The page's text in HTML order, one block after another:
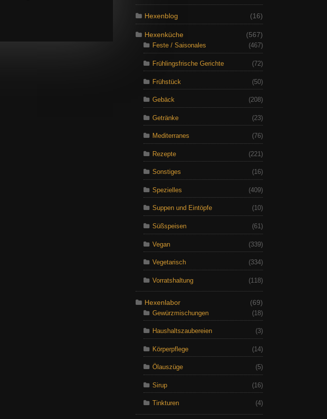
Hexenblog (16)
Hexenküche
(567)
Feste / Saisonales
(467)
Frühlingsfrische Gerichte (72)
Frühstück (50)
Gebäck (208)
Getränke (23)
Mediterranes (76)
Rezepte (221)
Sonstiges (16)
Spezielles (409)
Suppen und Eintöpfe (10)
Süßspeisen (61)
Vegan (339)
Vegetarisch (334)
Vorratshaltung (118)
Hexenlabor
(69)
Gewürzmischungen
(18)
Haushaltszaubereien (3)
Körperpflege (14)
Ölauszüge (5)
Sirup (16)
Tinkturen (4)